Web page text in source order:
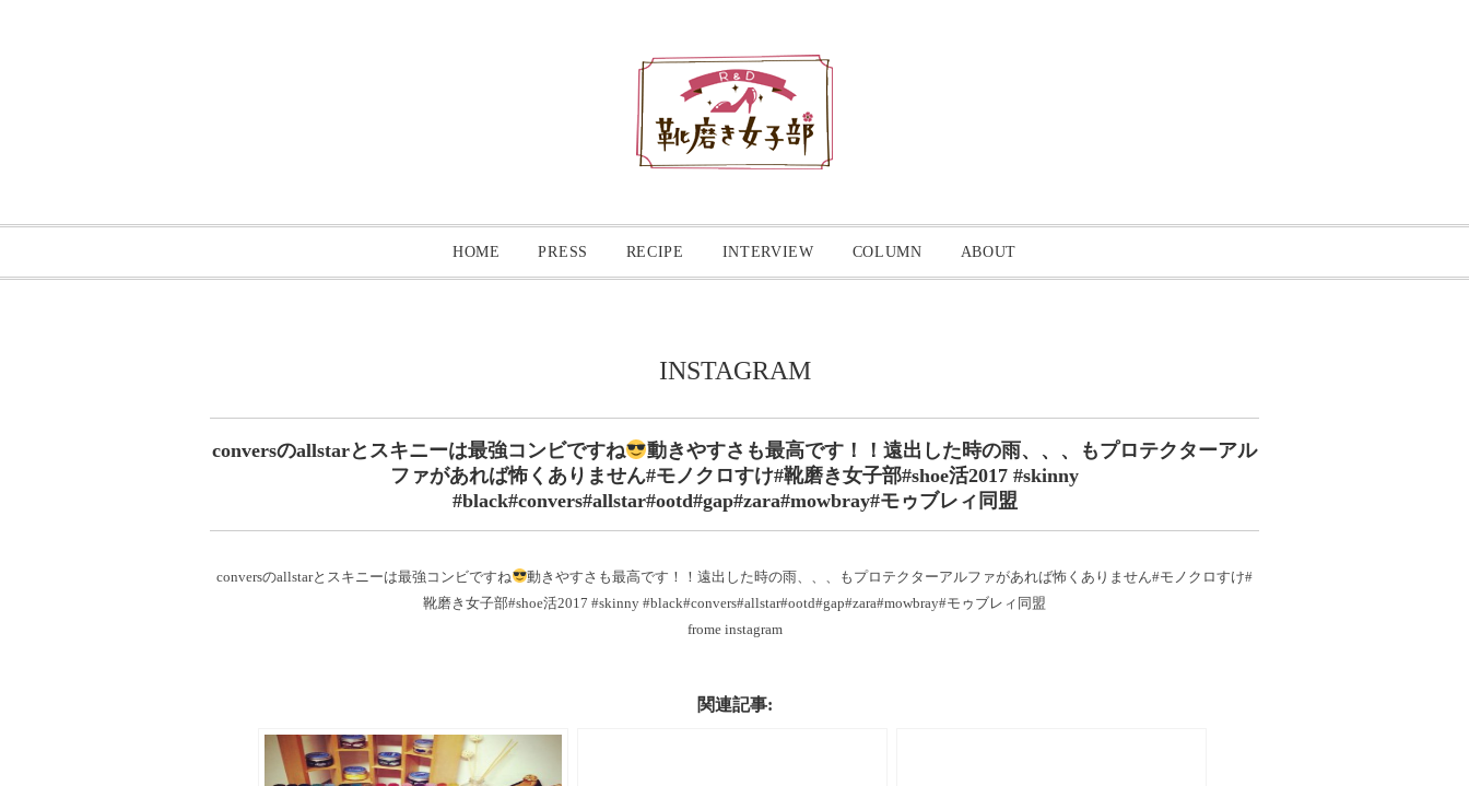
HOME PRESS RECIPE INTERVIEW COLUMN ABOUT
INSTAGRAM
conversのallstarとスキニーは最強コンビですね 動きやすさも最高です！！遠出した時の雨、、、もプロテクターアル
ファがあれば怖くありません#モノクロすけ#靴磨き女子部#shoe活2017 #skinny
#black#convers#allstar#ootd#gap#zara#mowbray#モゥブレィ同盟
conversのallstarとスキニーは最強コンビですね 動きやすさも最高です！！遠出した時の雨、、、もプロテクターアルファがあれば怖くありません#モノクロすけ#
靴磨き女子部#shoe活2017 #skinny #black#convers#allstar#ootd#gap#zara#mowbray#モゥブレィ同盟
frome instagram
関連記事: